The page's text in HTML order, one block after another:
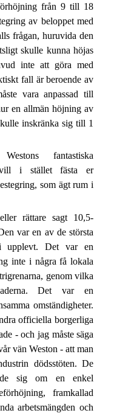
från 9 till 18
av beloppet med
frågan, huruvida den
skulle kunna höjas
inte att göra med
fall är beroende av
vara anpassad till
en allmän höjning av
inskränka sig till 1
fantastiska
vill i stället fästa er
som ägt rum i
rättare sagt 10,5-
var en av de största
upplevt. Det var en
inte i några få lokala
genom vilka
Det var en
omständigheter.
officiella borgerliga
- och jag måste säga
vän Weston - att man
dödsstöten. De
sig om en enkel
framkallad
arbetsmängden och